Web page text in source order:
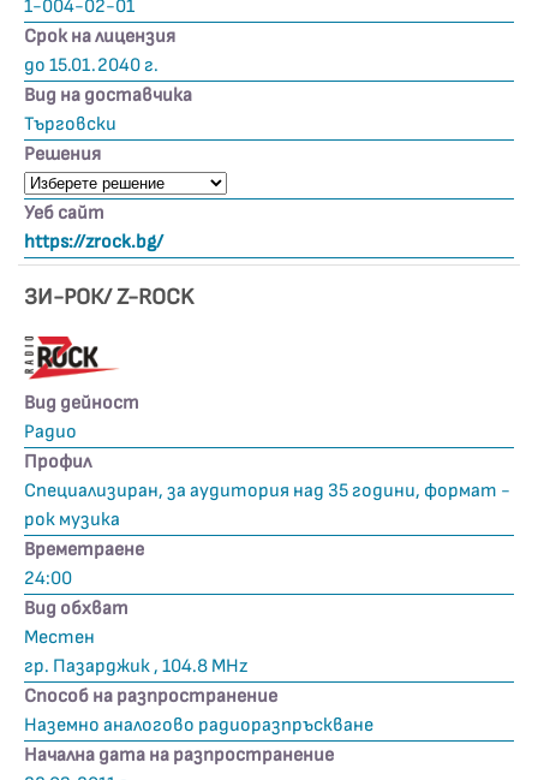
1-004-02-01
Срок на лицензия
до 15.01.2040 г.
Вид на доставчика
Търговски
Решения
Уеб сайт
https://zrock.bg/
ЗИ-РОК/ Z-ROCK
Вид дейност
Радио
Профил
Специализиран, за аудитория над 35 години, формат -
рок музика
Времетраене
24:00
Вид обхват
Местен
гр. Пазарджик , 104.8 MHz
Способ на разпространение
Наземно аналогово радиоразпръскване
Начална дата на разпространение